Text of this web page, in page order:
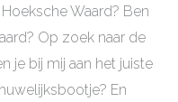
Waard? Ben
Op zoek naar de
je bij mij aan het juiste
En